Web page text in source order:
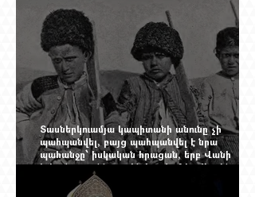
խառնիճաղանճ լրահոսը
Տասներկուամյա կապիտանի անունը չի
պահպանվել, բայց պահպանվել է նրա
պահանջը՝ իսկական հրացան, երբ Վանի
իշխանությունն արդեն հաշվում էր վերջին
պաշարները